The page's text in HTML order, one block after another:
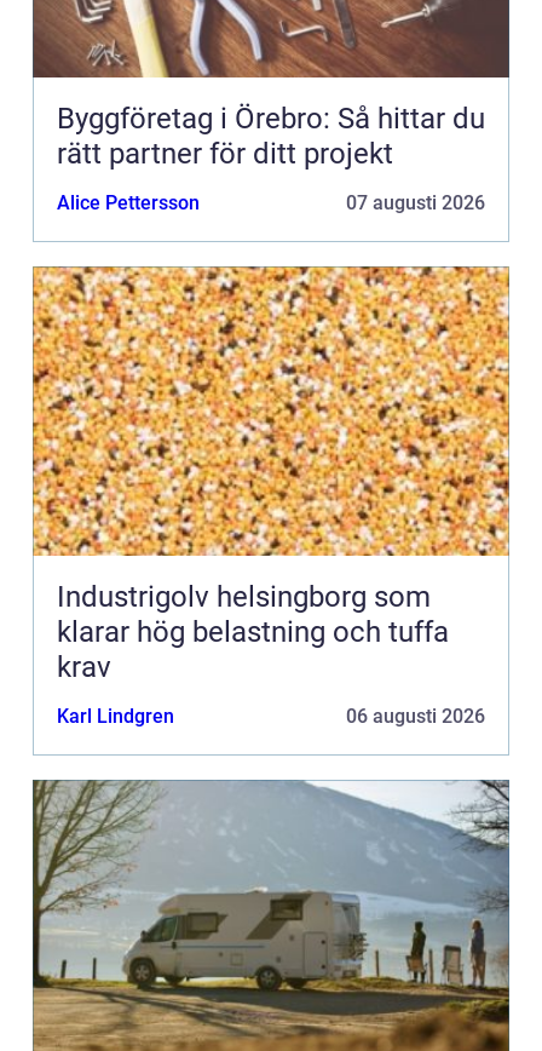
Byggföretag i Örebro: Så hittar du
rätt partner för ditt projekt
Alice Pettersson 07 augusti 2026
Industrigolv helsingborg som
klarar hög belastning och tuffa
krav
Karl Lindgren 06 augusti 2026